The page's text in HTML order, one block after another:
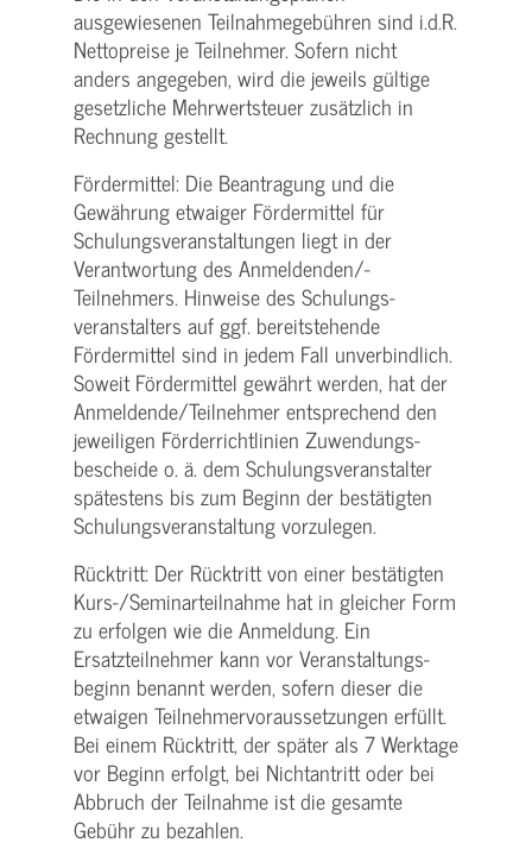
ausgewiesenen Teilnahmegebühren sind i.d.R.
Nettopreise je Teilnehmer. Sofern nicht
anders angegeben, wird die jeweils gültige
gesetzliche Mehrwertsteuer zusätzlich in
Rechnung gestellt.
Fördermittel: Die Beantragung und die
Gewährung etwaiger Fördermittel für
Schulungs­veranstaltungen liegt in der
Verantwortung des Anmeldenden/­
Teilnehmers. Hinweise des Schulungs­
veranstalters auf ggf. bereitstehende
Fördermittel sind in jedem Fall unverbindlich.
Soweit Fördermittel gewährt werden, hat der
Anmeldende/­Teilnehmer entsprechend den
jeweiligen Förderrichtlinien Zuwendungs­
bescheide o. ä. dem Schulungs­veranstalter
spätestens bis zum Beginn der bestätigten
Schulungs­veranstaltung vorzulegen.
Rücktritt: Der Rücktritt von einer bestätigten
Kurs-/­Seminarteilnahme hat in gleicher Form
zu erfolgen wie die Anmeldung. Ein
Ersatzteilnehmer kann vor Veranstaltungs­
beginn benannt werden, sofern dieser die
etwaigen Teilnehmer­voraussetzungen erfüllt.
Bei einem Rücktritt, der später als 7 Werktage
vor Beginn erfolgt, bei Nichtantritt oder bei
Abbruch der Teilnahme ist die gesamte
Gebühr zu bezahlen.